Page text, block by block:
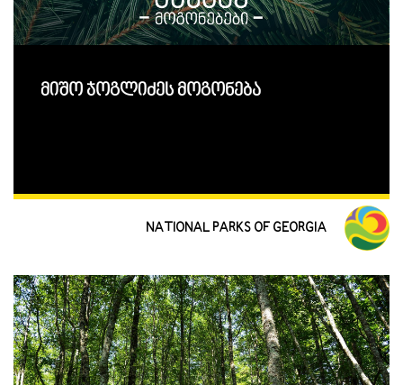
მიშო ჯოგლიძეს მოგონება
NATIONAL PARKS OF GEORGIA